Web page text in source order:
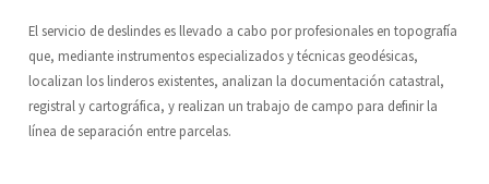
El servicio de deslindes es llevado a cabo por profesionales en topografía
que, mediante instrumentos especializados y técnicas geodésicas,
localizan los linderos existentes, analizan la documentación catastral,
registral y cartográfica, y realizan un trabajo de campo para definir la
línea de separación entre parcelas.